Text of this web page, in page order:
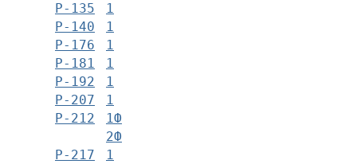
Р-135
1
Р-140
1
Р-176
1
Р-181
1
Р-192
1
Р-207
1
Р-212
1Ф
2Ф
Р-217
1